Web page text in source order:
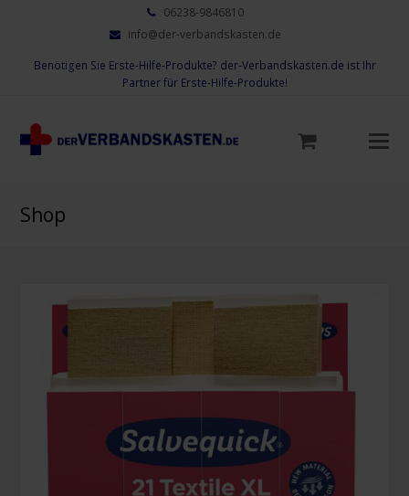
06238-9846810
info@der-verbandskasten.de
Benötigen Sie Erste-Hilfe-Produkte? der-Verbandskasten.de ist Ihr
Partner für Erste-Hilfe-Produkte!
Shop